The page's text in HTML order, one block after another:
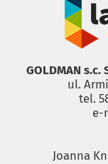
GOLDMAN
ul.
tel.
e-
Joanna